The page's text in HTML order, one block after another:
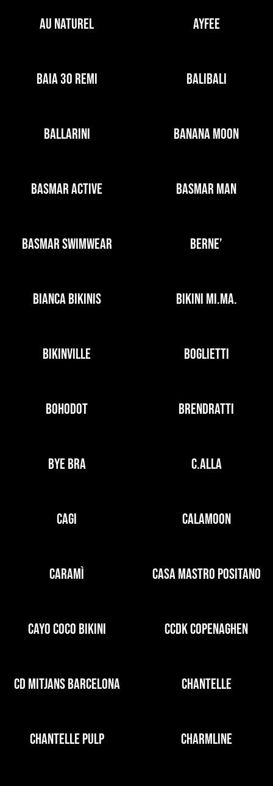
AU NATUREL AYFEE
BAIA 30 REMI BALIBALI
BALLARINI BANANA MOON
BASMAR ACTIVE BASMAR MAN
BASMAR SWIMWEAR BERNE’
BIANCA BIKINIS BIKINI MI.MA.
BIKINVILLE BOGLIETTI
BOHODOT BRENDRATTI
BYE BRA C.ALLA
CAGI CALAMOON
CARAMÌ CASA MASTRO POSITANO
CAYO COCO BIKINI CCDK COPENAGHEN
CD MITJANS BARCELONA CHANTELLE
CHANTELLE PULP CHARMLINE